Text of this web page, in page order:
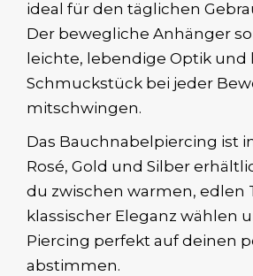
ideal für den täglichen
Der bewegliche Anhänger
leichte, lebendige Optik und
Schmuckstück bei jeder
mitschwingen.
Das Bauchnabelpiercing ist
Rosé, Gold und Silber
du zwischen warmen, edlen
klassischer Eleganz wählen
Piercing perfekt auf deinen
abstimmen.